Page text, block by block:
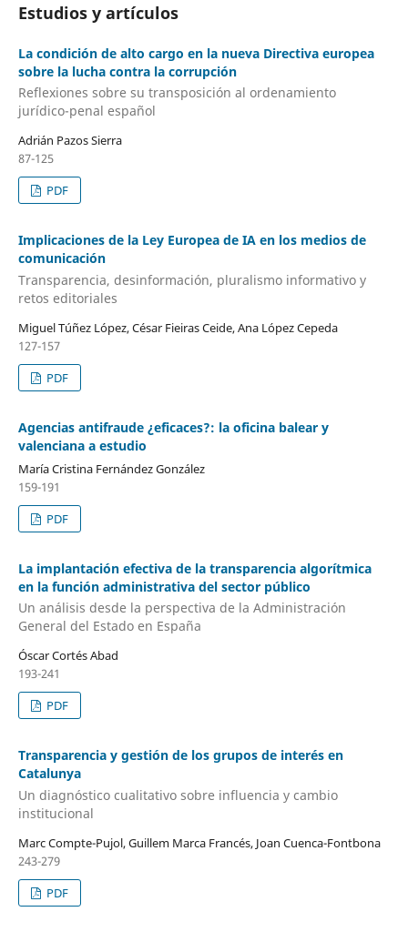
Estudios y artículos
La condición de alto cargo en la nueva Directiva europea
sobre la lucha contra la corrupción
Reflexiones sobre su transposición al ordenamiento
jurídico-penal español
Adrián Pazos Sierra
87-125
PDF
Implicaciones de la Ley Europea de IA en los medios de
comunicación
Transparencia, desinformación, pluralismo informativo y
retos editoriales
Miguel Túñez López, César Fieiras Ceide, Ana López Cepeda
127-157
PDF
Agencias antifraude ¿eficaces?: la oficina balear y
valenciana a estudio
María Cristina Fernández González
159-191
PDF
La implantación efectiva de la transparencia algorítmica
en la función administrativa del sector público
Un análisis desde la perspectiva de la Administración
General del Estado en España
Óscar Cortés Abad
193-241
PDF
Transparencia y gestión de los grupos de interés en
Catalunya
Un diagnóstico cualitativo sobre influencia y cambio
institucional
Marc Compte-Pujol, Guillem Marca Francés, Joan Cuenca-Fontbona
243-279
PDF